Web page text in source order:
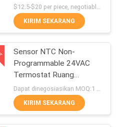
ruang
199
$12.5-$20 per piece, negotiable MOQ:1 buah
KIRIM SEKARANG
Sensor NTC Non-
Programmable 24VAC
Termostat Ruang
Elektronik
KIRIM SEKARANG